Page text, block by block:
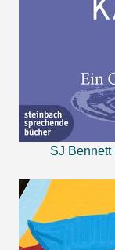
SJ Bennett